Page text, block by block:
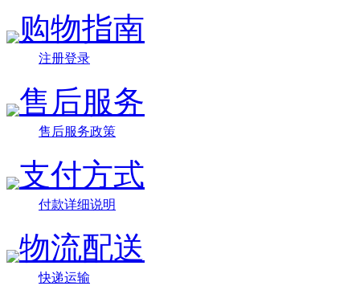
购物指南
注册登录
售后服务
售后服务政策
支付方式
付款详细说明
物流配送
快递运输